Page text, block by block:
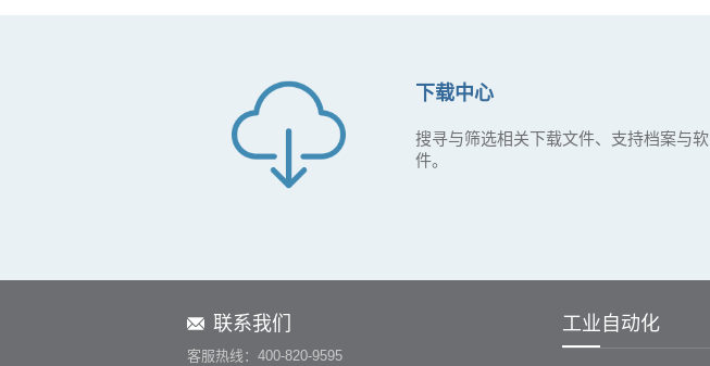
下载中心
搜寻与筛选相关下载文件、支持档案与软
件。
联系我们
客服热线：400-820-9595
工业自动化